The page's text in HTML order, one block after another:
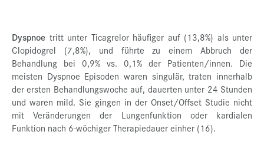
Dyspnoe tritt unter Ticagrelor häufiger auf (13,8%) als unter
Clopidogrel (7,8%), und führte zu einem Abbruch der
Behandlung bei 0,9% vs. 0,1% der Patienten/innen. Die
meisten Dyspnoe Episoden waren singulär, traten innerhalb
der ersten Behandlungswoche auf, dauerten unter 24 Stunden
und waren mild. Sie gingen in der Onset/Offset Studie nicht
mit Veränderungen der Lungenfunktion oder kardialen
Funktion nach 6-wöchiger Therapiedauer einher (16).